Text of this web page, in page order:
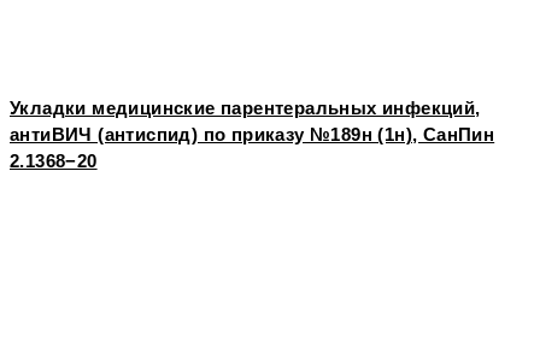
Укладки медицинские парентеральных инфекций,
антиВИЧ (антиспид) по приказу №189н (1н), СанПин
2.1368−20